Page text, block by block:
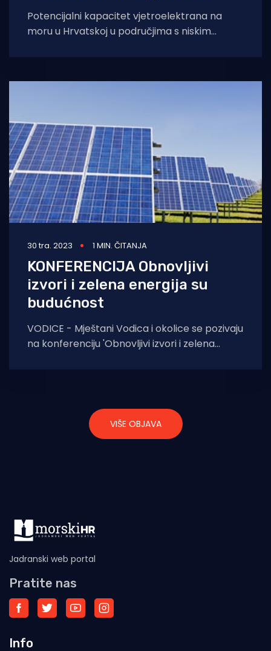
Potencijalni kapacitet vjetroelektrana na
moru u Hrvatskoj u područjima s niskim
pokazala
30 tra. 2023 1 MIN. ČITANJA
KONFERENCIJA Obnovljivi
izvori i zelena energija su
budućnost
VODICE - Mještani Vodica i okolice se pozivaju
na konferenciju 'Obnovljivi izvori i zelena
VIŠE OBJAVA
Jadranski web portal
Pratite nas
Info